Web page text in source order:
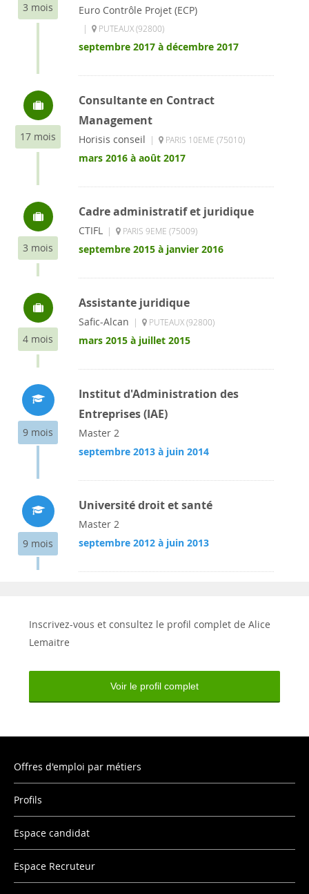
3 mois Euro Contrôle Projet (ECP)
| PUTEAUX (92800)
septembre 2017 à décembre 2017
17 mois
Consultante en Contract
Management
Horisis conseil | PARIS 10EME (75010)
mars 2016 à août 2017
3 mois
Cadre administratif et juridique
CTIFL | PARIS 9EME (75009)
septembre 2015 à janvier 2016
4 mois
Assistante juridique
Safic-Alcan | PUTEAUX (92800)
mars 2015 à juillet 2015
9 mois
Institut d'Administration des
Entreprises (IAE)
Master 2
septembre 2013 à juin 2014
9 mois
Université droit et santé
Master 2
septembre 2012 à juin 2013
Inscrivez-vous et consultez le profil complet de Alice
Lemaitre
Voir le profil complet
Offres d'emploi par métiers
Profils
Espace candidat
Espace Recruteur